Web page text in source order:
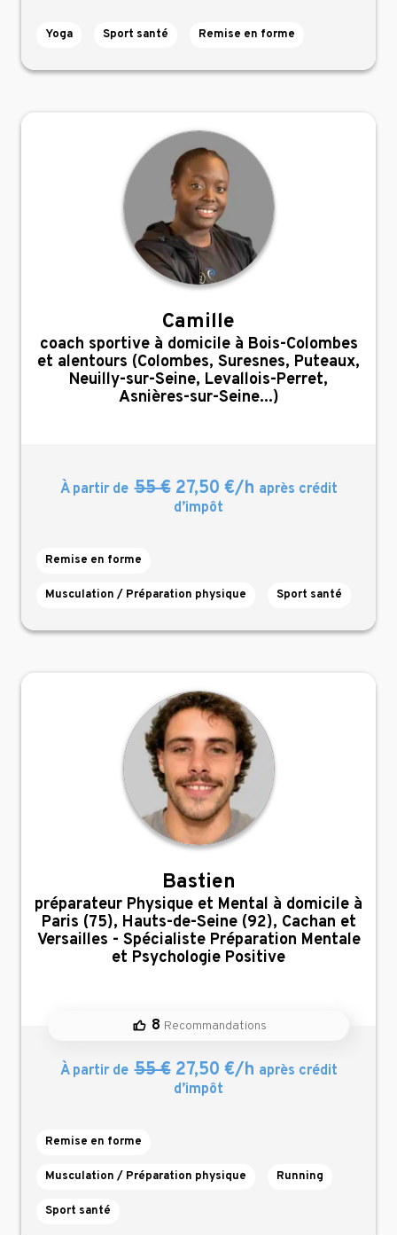
Yoga Sport santé Remise en forme
Camille
,
coach sportive à domicile à Bois-Colombes
et alentours (Colombes, Suresnes, Puteaux,
Neuilly-sur-Seine, Levallois-Perret,
Asnières-sur-Seine...)
À partir de 55 €27,50 €/h après crédit
d’impôt
Remise en forme
Musculation / Préparation physique Sport santé
Bastien
,
préparateur Physique et Mental à domicile à
Paris (75), Hauts-de-Seine (92), Cachan et
Versailles - Spécialiste Préparation Mentale
et Psychologie Positive
8 Recommandations
À partir de 55 €27,50 €/h après crédit
d’impôt
Remise en forme
Musculation / Préparation physique Running
Sport santé